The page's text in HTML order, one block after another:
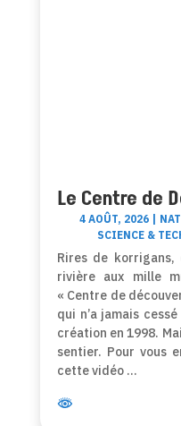
Le Centre de
4 AOÛT, 2026|
SCIENCE &
Rires de korrigans,
rivière aux mille
« Centre de
qui n’a jamais
création en 1998.
sentier. Pour vous
cette vidéo …